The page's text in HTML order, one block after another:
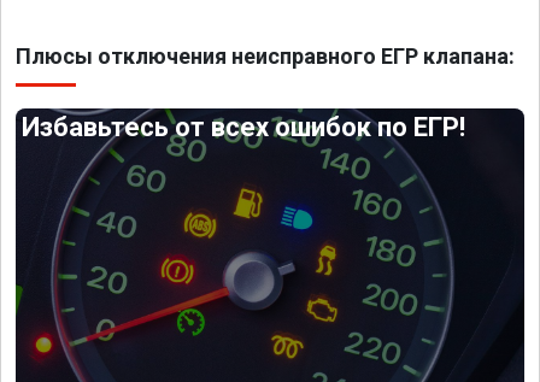
Плюсы отключения неисправного ЕГР клапана:
Избавьтесь от всех ошибок по ЕГР!